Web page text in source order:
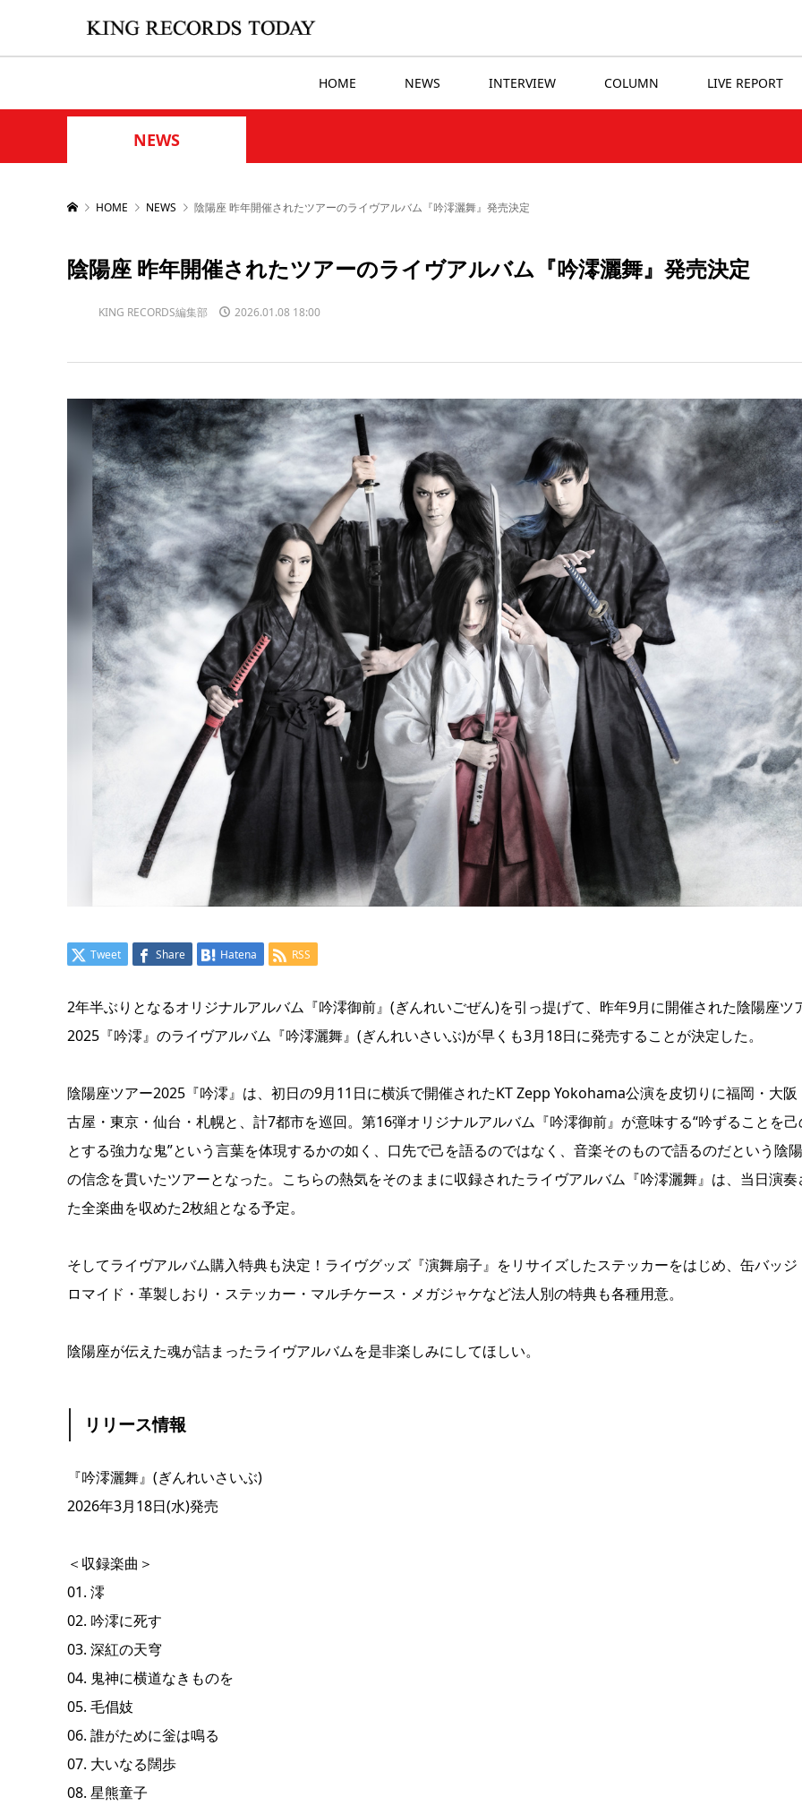
HOME NEWS INTERVIEW COLUMN LIVE REPORT
NEWS
HOME NEWS 陰陽座 昨年開催されたツアーのライヴアルバム『吟澪灑舞』発売決定
陰陽座 昨年開催されたツアーのライヴアルバム『吟澪灑舞』発売決定
KING RECORDS編集部 2026.01.08 18:00
Tweet Share Hatena RSS
2年半ぶりとなるオリジナルアルバム『吟澪御前』(ぎんれいごぜん)を引っ提げて、昨年9月に開催された陰陽座ツ
2025『吟澪』のライヴアルバム『吟澪灑舞』(ぎんれいさいぶ)が早くも3月18日に発売することが決定した。
陰陽座ツアー2025『吟澪』は、初日の9月11日に横浜で開催されたKT Zepp Yokohama公演を皮切りに福岡・大阪
古屋・東京・仙台・札幌と、計7都市を巡回。第16弾オリジナルアルバム『吟澪御前』が意味する“吟ずることを己
とする強力な鬼”という言葉を体現するかの如く、口先で己を語るのではなく、音楽そのもので語るのだという陰
の信念を貫いたツアーとなった。こちらの熱気をそのままに収録されたライヴアルバム『吟澪灑舞』は、当日演奏
た全楽曲を収めた2枚組となる予定。
そしてライヴアルバム購入特典も決定！ライヴグッズ『演舞扇子』をリサイズしたステッカーをはじめ、缶バッジ
ロマイド・革製しおり・ステッカー・マルチケース・メガジャケなど法人別の特典も各種用意。
陰陽座が伝えた魂が詰まったライヴアルバムを是非楽しみにしてほしい。
リリース情報
『吟澪灑舞』(ぎんれいさいぶ)
2026年3月18日(水)発売
＜収録楽曲＞
01. 澪
02. 吟澪に死す
03. 深紅の天穹
04. 鬼神に横道なきものを
05. 毛倡妓
06. 誰がために釡は鳴る
07. 大いなる闊歩
08. 星熊童子